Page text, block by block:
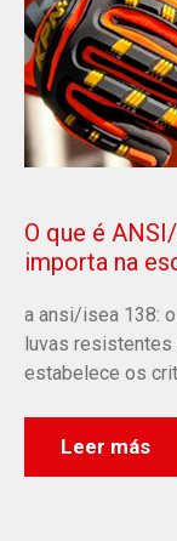
O que é
importa na
a ansi/isea 138:
luvas resistentes
estabelece os
Leer más